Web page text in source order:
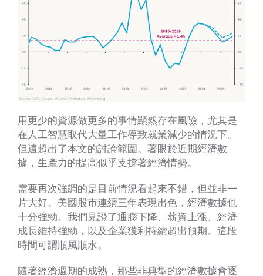
用更少的資源做更多的事情顯然存在風險，尤其是
在人工智慧取代大量工作導致就業減少的情況下。
但這超出了本文的討論範圍。著眼於近期經濟數
據，生產力的提高似乎支撐著經濟情勢。
需要再次強調的是目前情況看起來不錯，但並非一
片大好。美國股市連續三年表現出色，經濟數據也
十分強勁。我們見證了通膨下降、薪資上漲、經濟
成長維持強勁，以及企業獲利持續超出預期。這段
時間可謂順風順水。
隨著經濟週期的成熟，那些非典型的經濟數據會逐